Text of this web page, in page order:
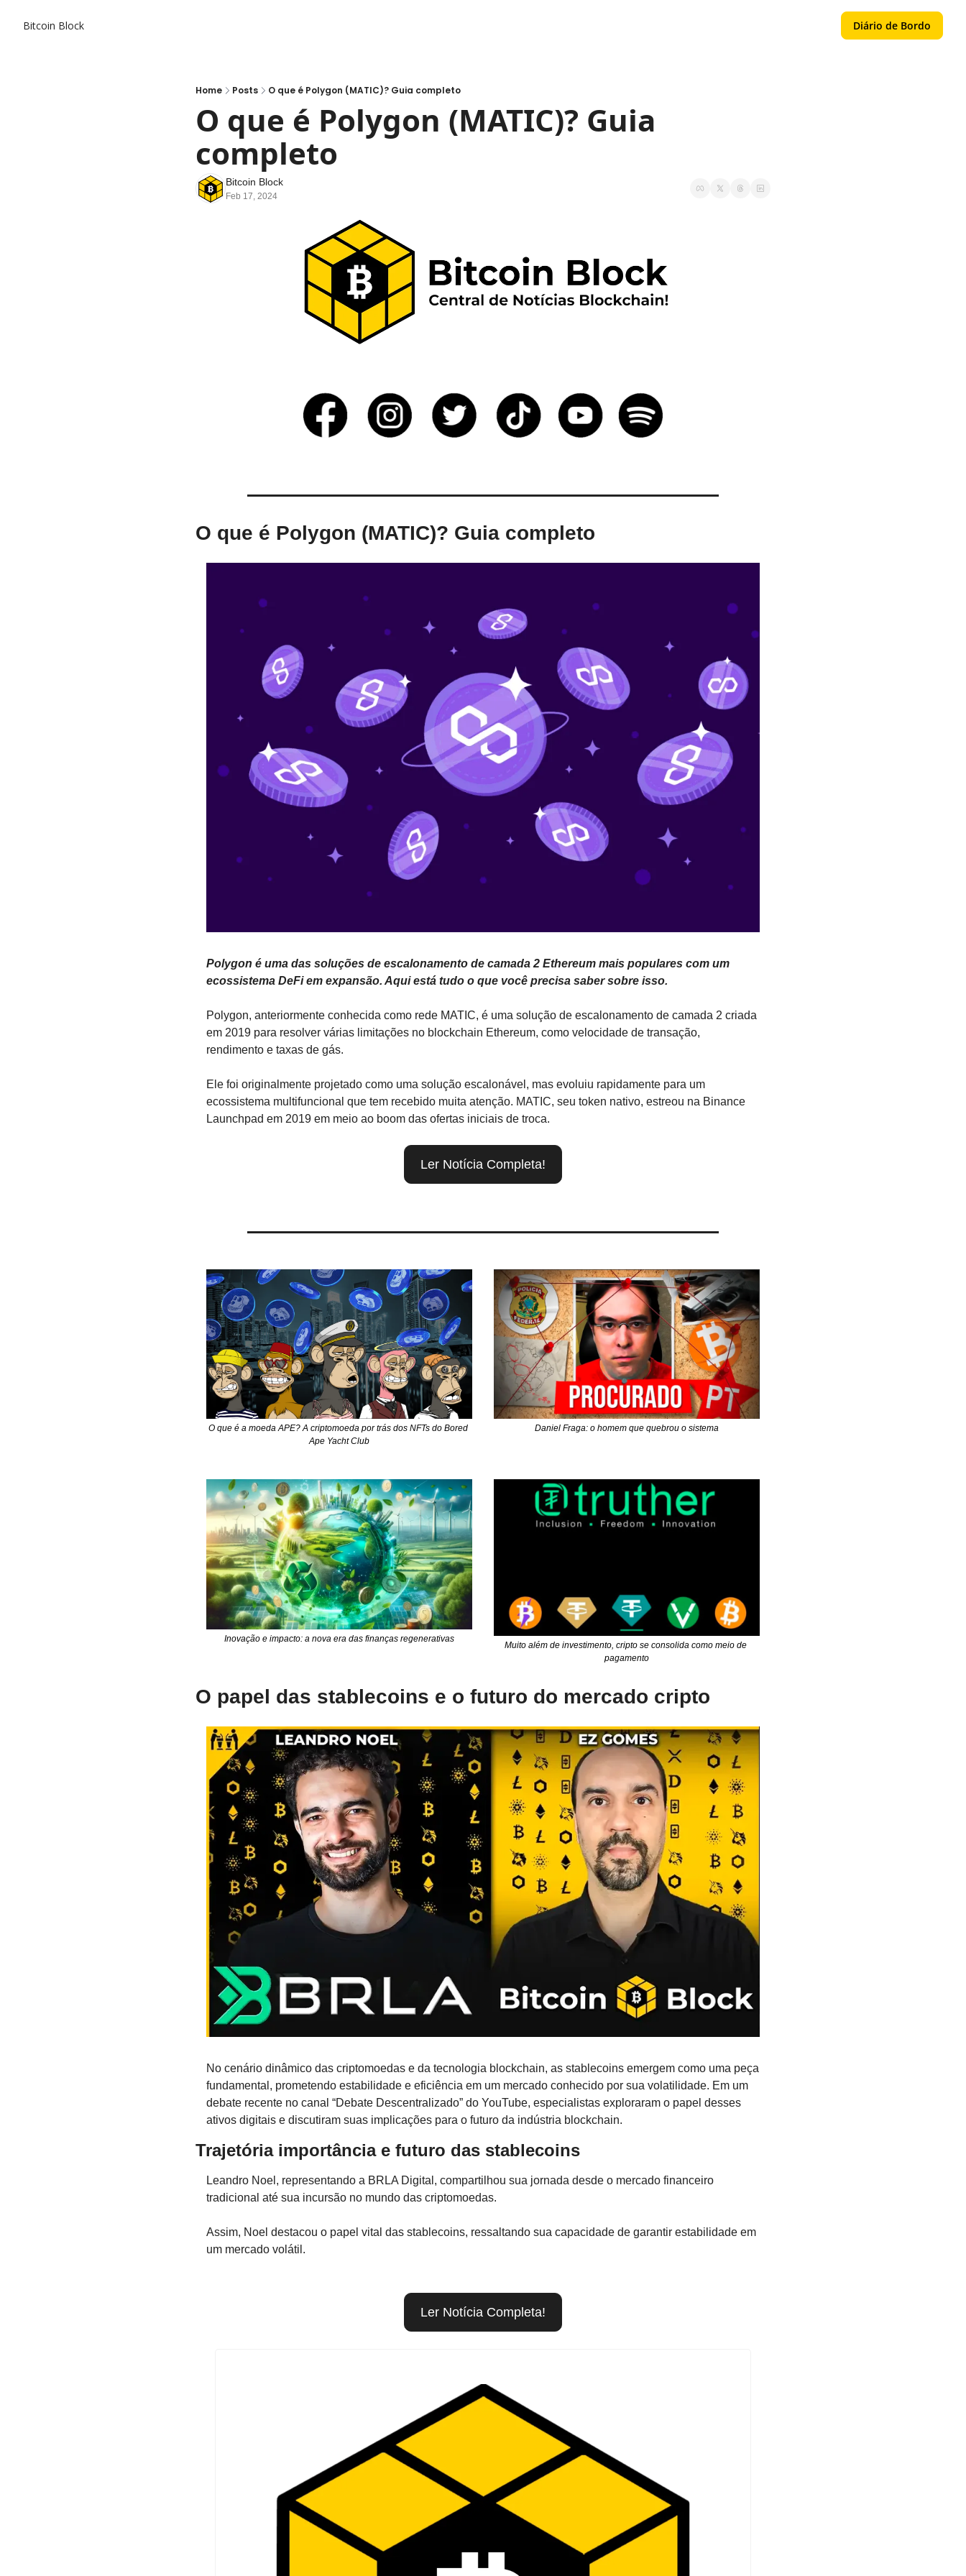
Bitcoin Block Diário de Bordo
Home Posts O que é Polygon (MATIC)? Guia completo
O que é Polygon (MATIC)? Guia
completo
Bitcoin Block
Feb 17, 2024
O que é Polygon (MATIC)? Guia completo
Polygon é uma das soluções de escalonamento de camada 2 Ethereum mais populares com um
ecossistema DeFi em expansão. Aqui está tudo o que você precisa saber sobre isso.
Polygon, anteriormente conhecida como rede MATIC, é uma solução de escalonamento de camada 2 criada
em 2019 para resolver várias limitações no blockchain Ethereum, como velocidade de transação,
rendimento e taxas de gás.
Ele foi originalmente projetado como uma solução escalonável, mas evoluiu rapidamente para um
ecossistema multifuncional que tem recebido muita atenção. MATIC, seu token nativo, estreou na Binance
Launchpad em 2019 em meio ao boom das ofertas iniciais de troca.
Ler Notícia Completa!
O que é a moeda APE? A criptomoeda por trás dos NFTs do Bored
Ape Yacht Club
Daniel Fraga: o homem que quebrou o sistema
Inovação e impacto: a nova era das finanças regenerativas
Muito além de investimento, cripto se consolida como meio de
pagamento
O papel das stablecoins e o futuro do mercado cripto
No cenário dinâmico das criptomoedas e da tecnologia blockchain, as stablecoins emergem como uma peça
fundamental, prometendo estabilidade e eficiência em um mercado conhecido por sua volatilidade. Em um
debate recente no canal “Debate Descentralizado” do YouTube, especialistas exploraram o papel desses
ativos digitais e discutiram suas implicações para o futuro da indústria blockchain.
Trajetória importância e futuro das stablecoins
Leandro Noel, representando a BRLA Digital, compartilhou sua jornada desde o mercado financeiro
tradicional até sua incursão no mundo das criptomoedas.
Assim, Noel destacou o papel vital das stablecoins, ressaltando sua capacidade de garantir estabilidade em
um mercado volátil.
Ler Notícia Completa!